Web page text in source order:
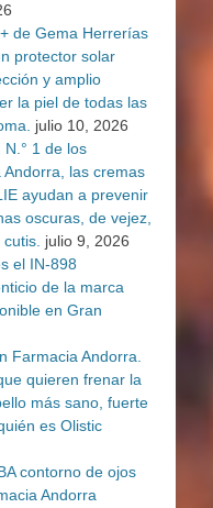
de Gema Herrerías
protector solar
y amplio
la piel de todas las
julio 10, 2026
1 de los
las cremas
ayudan a prevenir
oscuras, de vejez,
julio 9, 2026
el IN-898
de la marca
en Gran
Farmacia Andorra.
quieren frenar la
más sano, fuerte
es Olistic
contorno de ojos
Andorra